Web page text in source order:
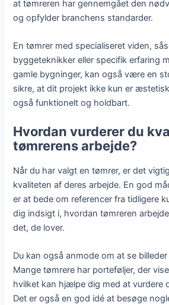
at tømreren har gennemgået den
og opfylder branchens standarder.
En tømrer med specialiseret viden,
byggeteknikker eller specifik erfaring
gamle bygninger, kan også være en
sikre, at dit projekt ikke kun er
også funktionelt og holdbart.
Hvordan vurderer du
tømrerens arbejde?
Når du har valgt en tømrer, er det
kvaliteten af deres arbejde. En god
er at bede om referencer fra tidligere
dig indsigt i, hvordan tømreren
det, de lover.
Du kan også anmode om at se
Mange tømrere har porteføljer, der
hvilket kan hjælpe dig med at vurdere
Det er også en god idé at besøge